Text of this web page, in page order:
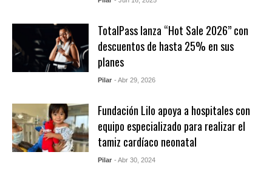
TotalPass lanza “Hot Sale 2026” con
descuentos de hasta 25% en sus
planes
Pilar - Abr 29, 2026
Fundación Lilo apoya a hospitales con
equipo especializado para realizar el
tamiz cardíaco neonatal
Pilar - Abr 30, 2024